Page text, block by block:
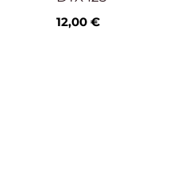
12,00 €